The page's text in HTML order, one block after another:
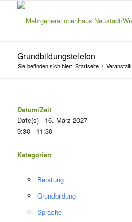
Grundbildungstelefon
Sie befinden sich hier: Startseite /
Datum/Zeit
Date(s) - 16. März 2027
9:30 - 11:30
Kategorien
Beratung
Grundbildung
Sprache